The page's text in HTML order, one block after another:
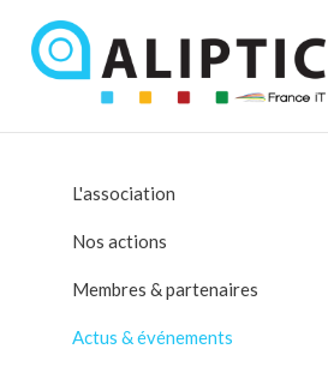
L'association
Nos actions
Membres & partenaires
Actus & événements